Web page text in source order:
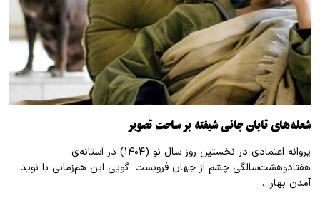
شعله‌های تابان جانی شیفته بر ساحت تصویر
پروانه اعتمادی در نخستین روز سال نو (۱۴۰۴) در آستانه‌ی
هفتادوهشت‌سالگی چشم از جهان فروبست. گویی این هم‌زمانی با نوید
آمدن بهار…